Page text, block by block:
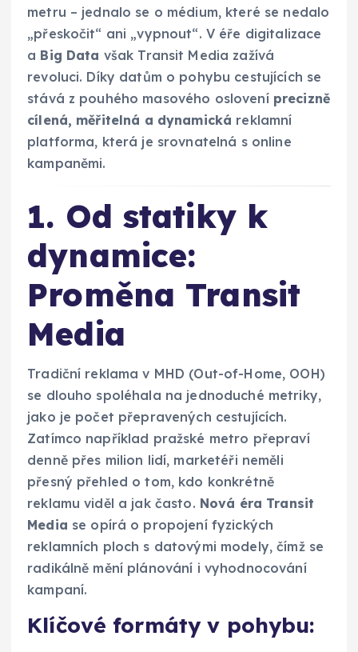
metru – jednalo se o médium, které se nedalo
„přeskočit“ ani „vypnout“. V éře digitalizace
a Big Data však Transit Media zažívá
revoluci. Díky datům o pohybu cestujících se
stává z pouhého masového oslovení precizně
cílená, měřitelná a dynamická reklamní
platforma, která je srovnatelná s online
kampaněmi.
1. Od statiky k
dynamice:
Proměna Transit
Media
Tradiční reklama v MHD (Out-of-Home, OOH)
se dlouho spoléhala na jednoduché metriky,
jako je počet přepravených cestujících.
Zatímco například pražské metro přepraví
denně přes milion lidí, marketéři neměli
přesný přehled o tom, kdo konkrétně
reklamu viděl a jak často. Nová éra Transit
Media se opírá o propojení fyzických
reklamních ploch s datovými modely, čímž se
radikálně mění plánování i vyhodnocování
kampaní.
Klíčové formáty v pohybu: